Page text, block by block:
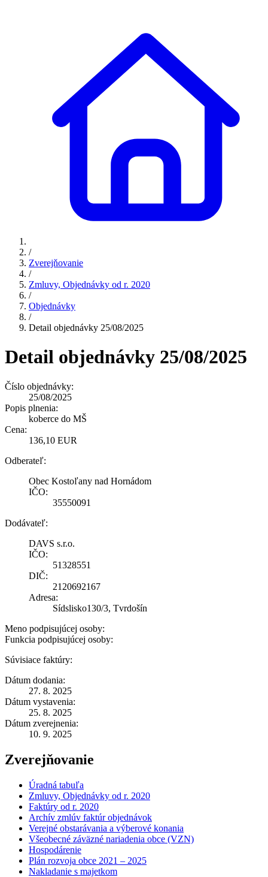
/
Zverejňovanie
/
Zmluvy, Objednávky od r. 2020
/
Objednávky
/
Detail objednávky 25/08/2025
Detail objednávky 25/08/2025
Číslo objednávky:
25/08/2025
Popis plnenia:
koberce do MŠ
Cena:
136,10 EUR
Odberateľ:
Obec Kostoľany nad Hornádom
IČO:
35550091
Dodávateľ:
DAVS s.r.o.
IČO:
51328551
DIČ:
2120692167
Adresa:
Sídslisko130/3, Tvrdošín
Meno podpisujúcej osoby:
Funkcia podpisujúcej osoby:
Súvisiace faktúry:
Dátum dodania:
27. 8. 2025
Dátum vystavenia:
25. 8. 2025
Dátum zverejnenia:
10. 9. 2025
Zverejňovanie
Úradná tabuľa
Zmluvy, Objednávky od r. 2020
Faktúry od r. 2020
Archív zmlúv faktúr objednávok
Verejné obstarávania a výberové konania
Všeobecné záväzné nariadenia obce (VZN)
Hospodárenie
Plán rozvoja obce 2021 – 2025
Nakladanie s majetkom